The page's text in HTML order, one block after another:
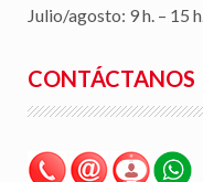
Julio/agosto: 9 h. – 15 h.
CONTÁCTANOS